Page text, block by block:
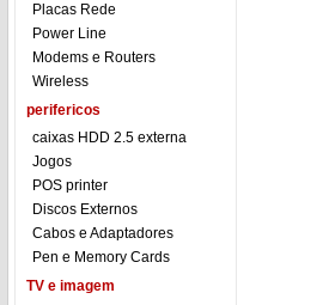
Placas Rede
Power Line
Modems e Routers
Wireless
perifericos
caixas HDD 2.5 externa
Jogos
POS printer
Discos Externos
Cabos e Adaptadores
Pen e Memory Cards
TV e imagem